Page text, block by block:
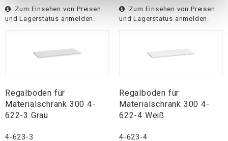
Zum Einsehen von Preisen
und Lagerstatus anmelden.
Zum Einsehen von Preisen
und Lagerstatus anmelden.
Regalboden für
Materialschrank 300 4-
622-3 Grau
4-623-3
Regalboden für
Materialschrank 300 4-
622-4 Weiß
4-623-4